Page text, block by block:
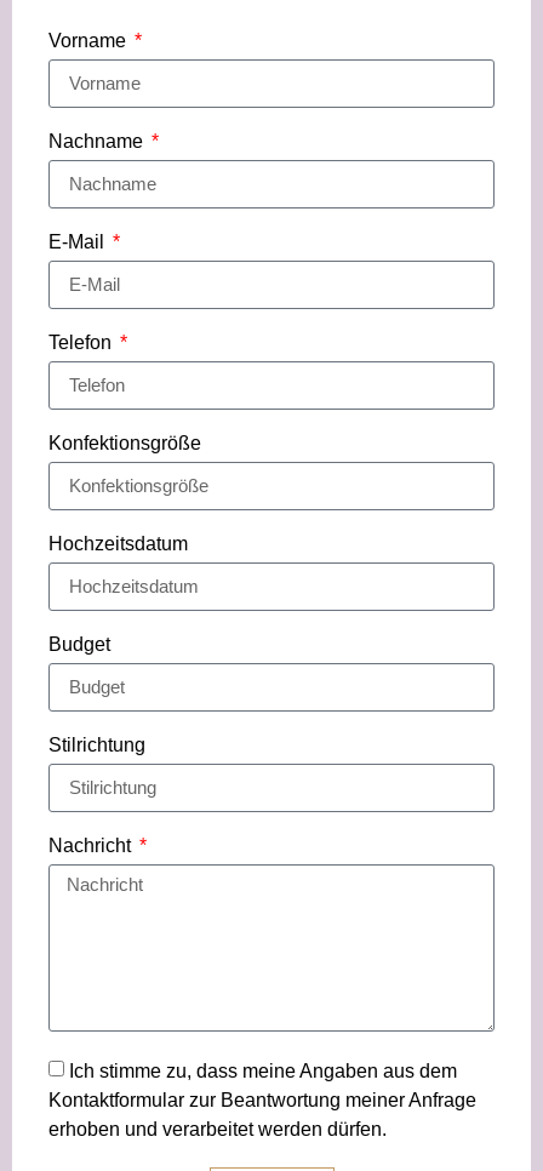
Vorname
Nachname
E-Mail
Telefon
Konfektionsgröße
Hochzeitsdatum
Budget
Stilrichtung
Nachricht
Ich stimme zu, dass meine Angaben aus dem
Kontaktformular zur Beantwortung meiner Anfrage
erhoben und verarbeitet werden dürfen.